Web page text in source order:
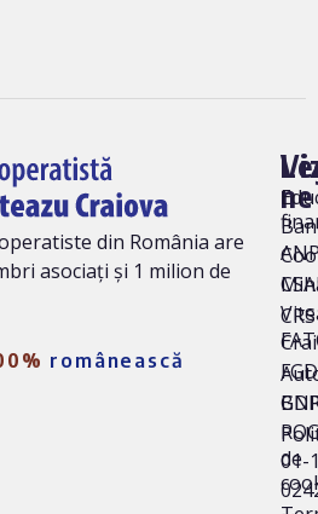
din România are
asociați și 1 milion de
românească
ne
01-
de